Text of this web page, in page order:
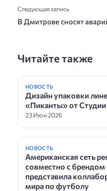
Следующая запись
В Дмитрове сносят
Читайте также
НОВОСТЬ
Дизайн упаковки
«Пиканты» от
23 Июн 2026
НОВОСТЬ
Американская сеть
совместно с
представила
мира по футболу